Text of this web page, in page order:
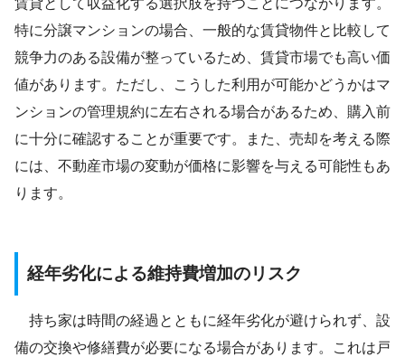
特に分譲マンションの場合、一般的な賃貸物件と比較して
競争力のある設備が整っているため、賃貸市場でも高い価
値があります。ただし、こうした利用が可能かどうかはマ
ンションの管理規約に左右される場合があるため、購入前
に十分に確認することが重要です。また、売却を考える際
には、不動産市場の変動が価格に影響を与える可能性もあ
ります。
経年劣化による維持費増加のリスク
持ち家は時間の経過とともに経年劣化が避けられず、設
備の交換や修繕費が必要になる場合があります。これは戸